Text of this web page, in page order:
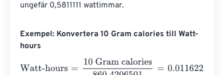
ungefär 0,5811111 wattimmar.
Exempel: Konvertera 10 Gram calories till Watt-
hours
Watt-hours
10 Gram calories860.4206501 =0.0116222